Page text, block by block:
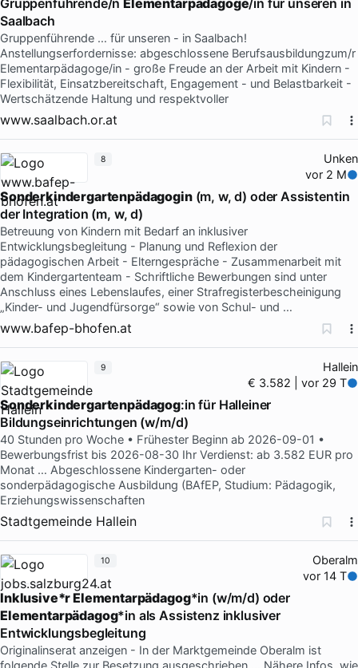
Saalbach
Gruppenführende … für unseren - in Saalbach!
Anstellungserfordernisse: abgeschlossene Berufsausbildungzum/r
Elementarpädagoge/in - große Freude an der Arbeit mit Kindern -
Flexibilität, Einsatzbereitschaft, Engagement - und Belastbarkeit -
Wertschätzende Haltung und respektvoller
www.saalbach.or.at
Unken
vor 2 M
Sonderkindergartenpädagogin(m, w, d) oder Assistentin
der Integration (m, w, d)
Betreuung von Kindern mit Bedarf an inklusiver
Entwicklungsbegleitung - Planung und Reflexion der
pädagogischen Arbeit - Elterngespräche - Zusammenarbeit mit
dem Kindergartenteam - Schriftliche Bewerbungen sind unter
Anschluss eines Lebenslaufes, einer Strafregisterbescheinigung
„Kinder- und Jugendfürsorge“ sowie von Schul- und …
www.bafep-bhofen.at
8
Hallein
€ 3.582 | vor 29 T
Sonderkindergartenpädagog:in für Halleiner
Bildungseinrichtungen (w/m/d)
40 Stunden pro Woche • Frühester Beginn ab 2026-09-01 •
Bewerbungsfrist bis 2026-08-30 Ihr Verdienst: ab 3.582 EUR pro
Monat … Abgeschlossene Kindergarten- oder
sonderpädagogische Ausbildung (BAfEP, Studium: Pädagogik,
Erziehungswissenschaften
Stadtgemeinde Hallein
9
Oberalm
vor 14 T
Inklusive*r Elementarpädagog*in (w/m/d) oder
Elementarpädagog*in als Assistenz inklusiver
Entwicklungsbegleitung
Originalinserat anzeigen - In der Marktgemeinde Oberalm ist
10